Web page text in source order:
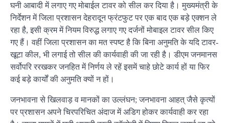
घनी आबादी में लगाए गए मोबाईल टावर को सील कर दिया है। मुख्यमंत्री के
निर्देशन में जिला प्रशासन देहरादून फ्रंटफुट पर एक बाद एक बड़े एक्शन ले
रहा है, इसी क्रम में नियम विरुद्ध लगाए गए दर्जनों मोबाइल टावर सील किए
गए हैं। वहीं जिला प्रशासन का मत स्पष्ट है कि बिना अनुमति के यदि टावर-
खूटा कील, भी लगाई तो सील की कार्यवाही की जा रही है। डीएम जनमानस
सर्वोपरि ररखकर जनहित में निर्णय ले रहें इसमें चाहे छोटे कार्य हों या फिर
कई बड़े कार्यों की अनुमति क्यों न हों।
जनभावना से खिलवाड़ व मानकों का उल्लंघन; जनभावना आहत् जैसे कृत्यों
पर प्रशासन अपने चिरपरिचित अंदाज में अडिग होकर कार्यवाही कर रहा